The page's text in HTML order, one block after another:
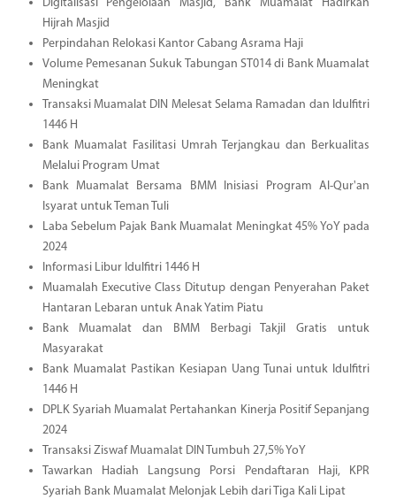
Digitalisasi Pengelolaan Masjid, Bank Muamalat Hadirkan
Hijrah Masjid
Perpindahan Relokasi Kantor Cabang Asrama Haji
Volume Pemesanan Sukuk Tabungan ST014 di Bank Muamalat
Meningkat
Transaksi Muamalat DIN Melesat Selama Ramadan dan Idulfitri
1446 H
Bank Muamalat Fasilitasi Umrah Terjangkau dan Berkualitas
Melalui Program Umat
Bank Muamalat Bersama BMM Inisiasi Program Al-Qur'an
Isyarat untuk Teman Tuli
Laba Sebelum Pajak Bank Muamalat Meningkat 45% YoY pada
2024
Informasi Libur Idulfitri 1446 H
Muamalah Executive Class Ditutup dengan Penyerahan Paket
Hantaran Lebaran untuk Anak Yatim Piatu
Bank Muamalat dan BMM Berbagi Takjil Gratis untuk
Masyarakat
Bank Muamalat Pastikan Kesiapan Uang Tunai untuk Idulfitri
1446 H
DPLK Syariah Muamalat Pertahankan Kinerja Positif Sepanjang
2024
Transaksi Ziswaf Muamalat DIN Tumbuh 27,5% YoY
Tawarkan Hadiah Langsung Porsi Pendaftaran Haji, KPR
Syariah Bank Muamalat Melonjak Lebih dari Tiga Kali Lipat